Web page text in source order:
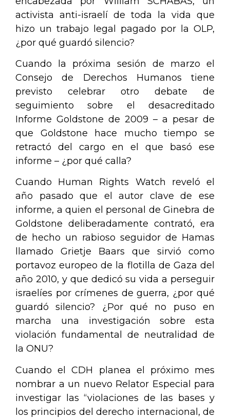
activista anti-israelí de toda la vida que
hizo un trabajo legal pagado por la OLP,
¿por qué guardó silencio?
Cuando la próxima sesión de marzo el
Consejo de Derechos Humanos tiene
previsto celebrar otro debate de
seguimiento sobre el desacreditado
Informe Goldstone de 2009 – a pesar de
que Goldstone hace mucho tiempo se
retractó del cargo en el que basó ese
informe – ¿por qué calla?
Cuando Human Rights Watch reveló el
año pasado que el autor clave de ese
informe, a quien el personal de Ginebra de
Goldstone deliberadamente contrató, era
de hecho un rabioso seguidor de Hamas
llamado Grietje Baars que sirvió como
portavoz europeo de la flotilla de Gaza del
año 2010, y que dedicó su vida a perseguir
israelíes por crímenes de guerra, ¿por qué
guardó silencio? ¿Por qué no puso en
marcha una investigación sobre esta
violación fundamental de neutralidad de
la ONU?
Cuando el CDH planea el próximo mes
nombrar a un nuevo Relator Especial para
investigar las “violaciones de las bases y
los principios del derecho internacional, de